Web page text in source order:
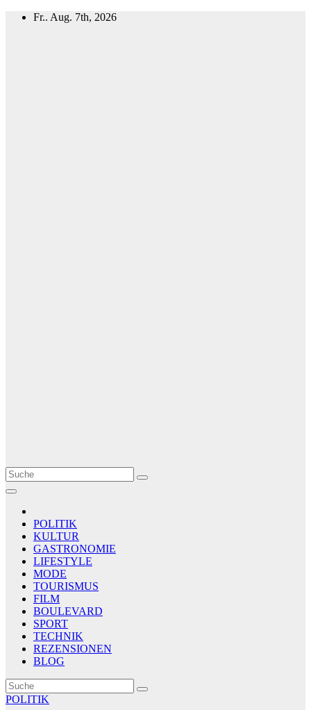
Zum
Fr.. Aug. 7th, 2026
Le Matin
AGENCE DE PRESSE
POLITIK
KULTUR
GASTRONOMIE
LIFESTYLE
MODE
TOURISMUS
FILM
BOULEVARD
SPORT
TECHNIK
REZENSIONEN
BLOG
POLITIK